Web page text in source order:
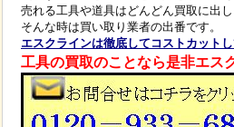
売れる工具や道具はどんどん買取に出し
そんな時は買い取り業者の出番です。
エスクラインは徹底してコストカット
工具の買取のことなら是非エス